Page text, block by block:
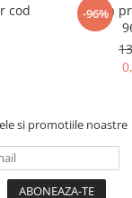
cod
-96%
Rama
si promotiile noastre